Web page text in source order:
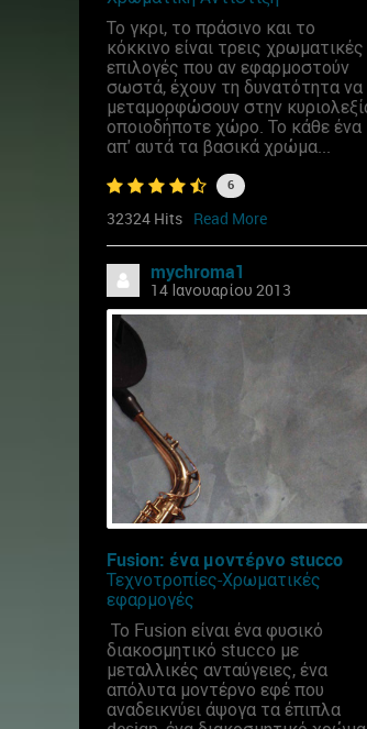
Το γκρι, το πράσινο και το
κόκκινο είναι τρεις χρωματικές
επιλογές που αν εφαρμοστούν
σωστά, έχουν τη δυνατότητα να
μεταμορφώσουν στην
οποιοδήποτε χώρο. Το κάθε ένα
απ' αυτά τα βασικά χρώμα...
6
32324 Hits Read More
mychroma1
14 Ιανουαρίου 2013
Fusion: ένα μοντέρνο stucco
Τεχνοτροπίες-Χρωματικές
εφαρμογές
Το Fusion είναι ένα φυσικό
διακοσμητικό stucco με
μεταλλικές ανταύγειες, ένα
απόλυτα μοντέρνο εφέ που
αναδεικνύει άψογα τα έπιπλα